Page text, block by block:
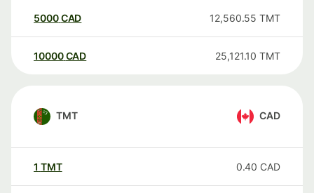
5000CAD 12,560.55 TMT
10000 CAD 25,121.10 TMT
TMT CAD
1 TMT 0.40 CAD